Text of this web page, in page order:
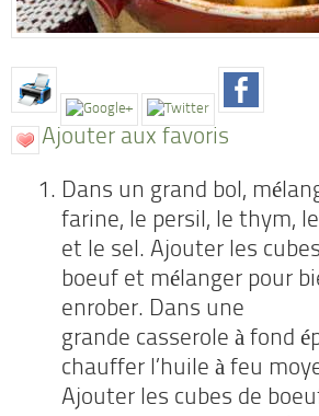
Ajouter aux favoris
Dans un grand bol,
farine, le persil, le thym,
et le sel. Ajouter les
boeuf et mélanger pour
enrober. Dans une
grande casserole à fond
chauffer l’huile à feu
Ajouter les cubes de